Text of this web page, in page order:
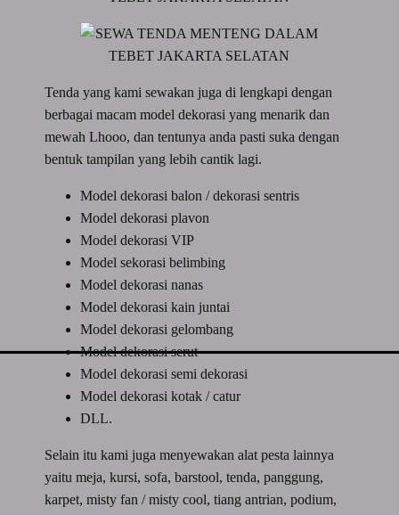
Tenda yang kami sewakan juga di lengkapi dengan
berbagai macam model dekorasi yang menarik dan
mewah Lhooo, dan tentunya anda pasti suka dengan
bentuk tampilan yang lebih cantik lagi.
Model dekorasi balon / dekorasi sentris
Model dekorasi plavon
Model dekorasi VIP
Model sekorasi belimbing
Model dekorasi nanas
Model dekorasi kain juntai
Model dekorasi gelombang
Model dekorasi serut
Model dekorasi semi dekorasi
Model dekorasi kotak / catur
DLL.
Selain itu kami juga menyewakan alat pesta lainnya
yaitu meja, kursi, sofa, barstool, tenda, panggung,
karpet, misty fan / misty cool, tiang antrian, podium,